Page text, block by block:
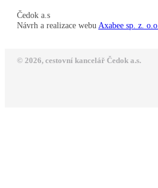
Čedok a.s
Návrh a realizace webu Axabee sp. z. o.o.
© 2026, cestovní kancelář Čedok a.s.